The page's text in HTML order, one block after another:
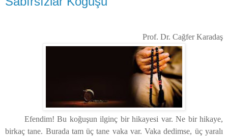
Prof. Dr. Cağfer Karadaş
Efendim! Bu koğuşun ilginç bir hikayesi var. Ne bir hikaye,
birkaç tane. Burada tam üç tane vaka var. Vaka dedimse, üç yaralı